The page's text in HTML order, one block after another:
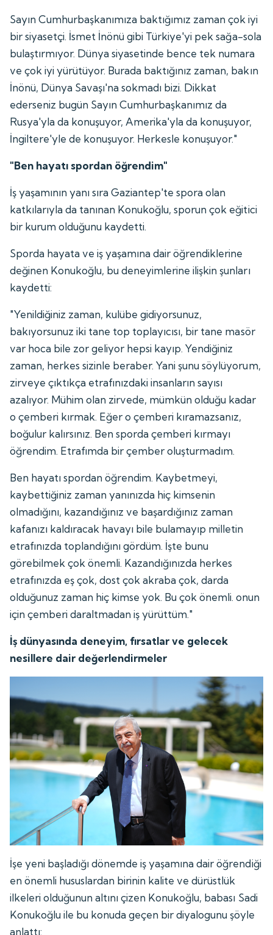
Sayın Cumhurbaşkanımıza baktığımız zaman çok iyi
bir siyasetçi. İsmet İnönü gibi Türkiye'yi pek sağa-sola
bulaştırmıyor. Dünya siyasetinde bence tek numara
ve çok iyi yürütüyor. Burada baktığınız zaman, bakın
İnönü, Dünya Savaşı'na sokmadı bizi. Dikkat
ederseniz bugün Sayın Cumhurbaşkanımız da
Rusya'yla da konuşuyor, Amerika'yla da konuşuyor,
İngiltere'yle de konuşuyor. Herkesle konuşuyor."
"Ben hayatı spordan öğrendim"
İş yaşamının yanı sıra Gaziantep'te spora olan
katkılarıyla da tanınan Konukoğlu, sporun çok eğitici
bir kurum olduğunu kaydetti.
Sporda hayata ve iş yaşamına dair öğrendiklerine
değinen Konukoğlu, bu deneyimlerine ilişkin şunları
kaydetti:
"Yenildiğiniz zaman, kulübe gidiyorsunuz,
bakıyorsunuz iki tane top toplayıcısı, bir tane masör
var hoca bile zor geliyor hepsi kayıp. Yendiğiniz
zaman, herkes sizinle beraber. Yani şunu söylüyorum,
zirveye çıktıkça etrafınızdaki insanların sayısı
azalıyor. Mühim olan zirvede, mümkün olduğu kadar
o çemberi kırmak. Eğer o çemberi kıramazsanız,
boğulur kalırsınız. Ben sporda çemberi kırmayı
öğrendim. Etrafımda bir çember oluşturmadım.
Ben hayatı spordan öğrendim. Kaybetmeyi,
kaybettiğiniz zaman yanınızda hiç kimsenin
olmadığını, kazandığınız ve başardığınız zaman
kafanızı kaldıracak havayı bile bulamayıp milletin
etrafınızda toplandığını gördüm. İşte bunu
görebilmek çok önemli. Kazandığınızda herkes
etrafınızda eş çok, dost çok akraba çok, darda
olduğunuz zaman hiç kimse yok. Bu çok önemli. onun
için çemberi daraltmadan iş yürüttüm."
İş dünyasında deneyim, fırsatlar ve gelecek
nesillere dair değerlendirmeler
İşe yeni başladığı dönemde iş yaşamına dair öğrendiği
en önemli hususlardan birinin kalite ve dürüstlük
ilkeleri olduğunun altını çizen Konukoğlu, babası Sadi
Konukoğlu ile bu konuda geçen bir diyalogunu şöyle
anlattı: